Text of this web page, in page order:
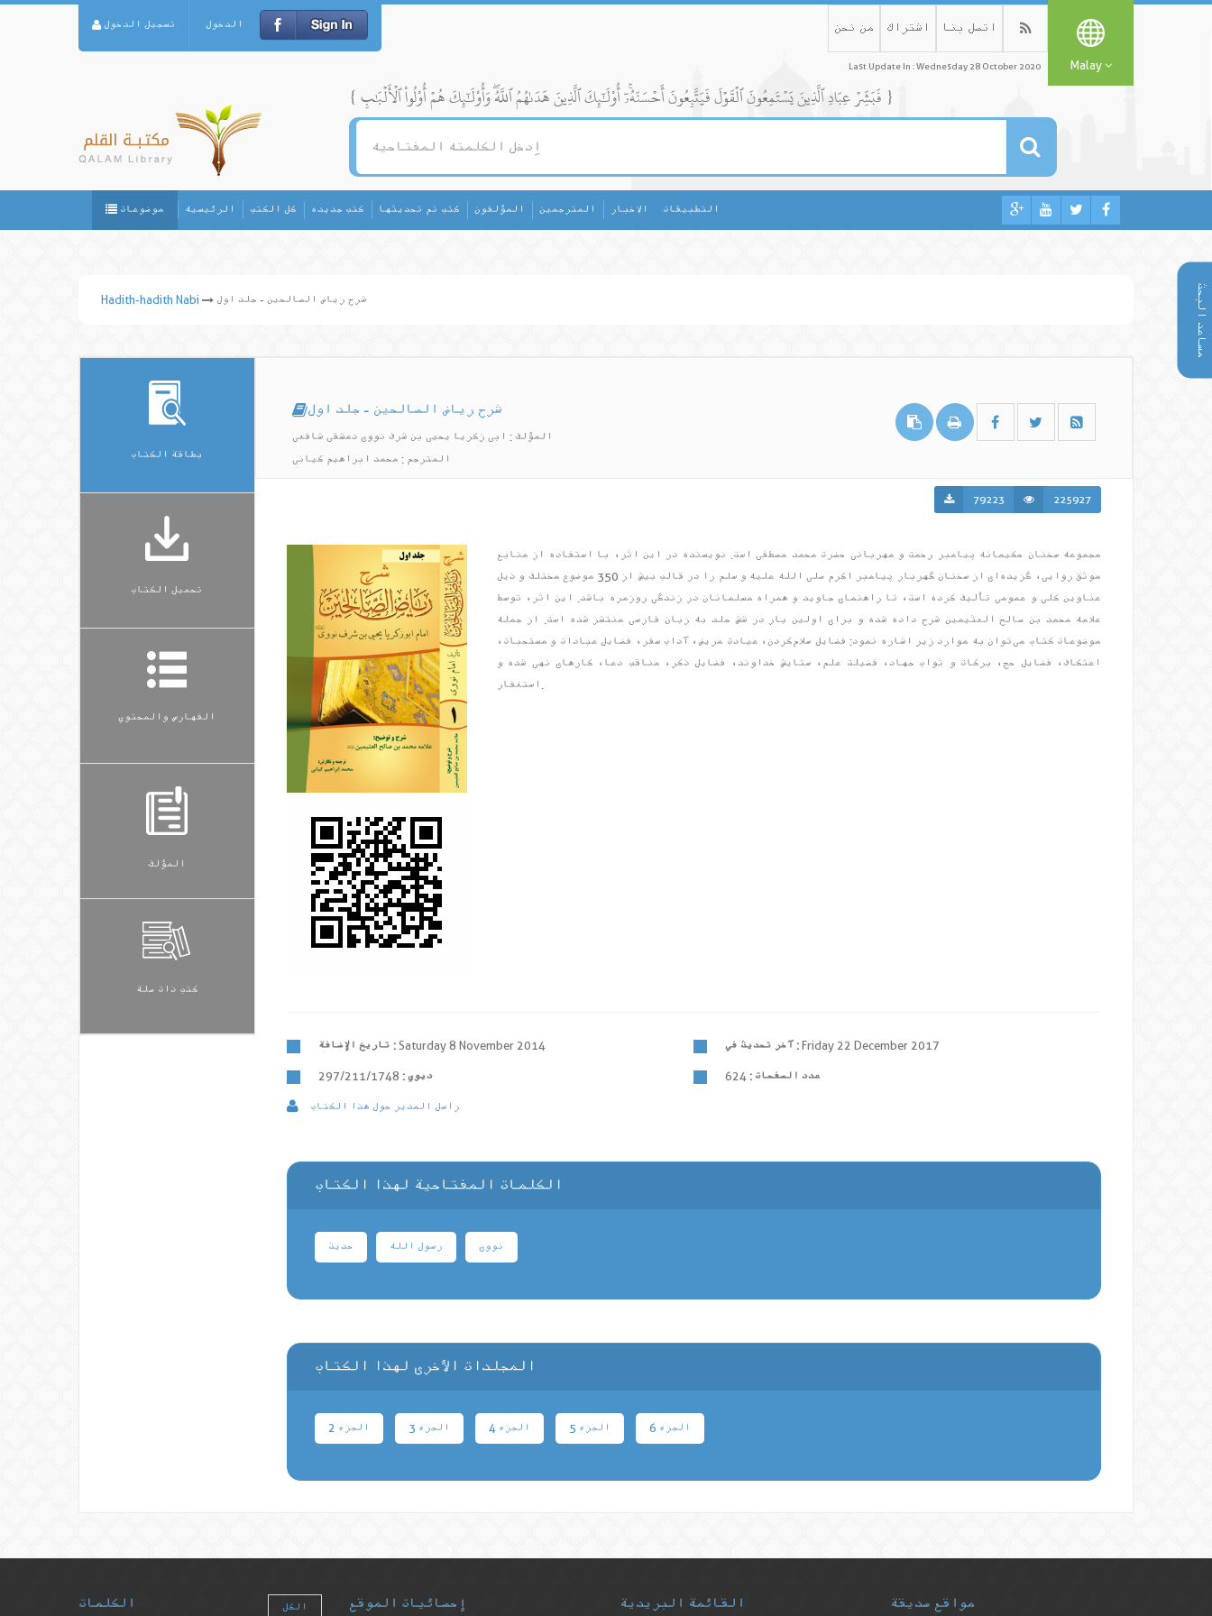
مساعد البحث
تسجيل الدخول الدخول من نحن اشتراك اتصل بنا
Last Update In : Wednesday 28 October 2020 Malay
{ فَبَشِّرۡ عِبَادِ ٱلَّذِينَ يَسۡتَمِعُونَ ٱلۡقَوۡلَ فَيَتَّبِعُونَ أَحۡسَنَهُۥٓۚ أُوْلَٰٓئِكَ ٱلَّذِينَ هَدَىٰهُمُ ٱللَّهُۖ وَأُوْلَٰٓئِكَ هُمۡ أُوْلُواْ ٱلۡأَلۡبَٰبِ }
موضوعات الرئيسيه كل الكتب كتب جديده كتب تم تحديثها المؤلفون المترجمين الاخبار التطبيقات
Hadith-hadith Nabi شرح ریاض الصالحین - جلد اول
بطاقة الكتاب
تحميل الكتاب
الفهارس والمحتوي
المؤلف
كتب ذات صلة
شرح ریاض الصالحین - جلد اول
المؤلف : ابی زکریا یحیی بن شرف نووی دمشقی شافعی
المترجم : محمد ابراهیم کیانی
79223 225927
مجموعه سخنان حکیمانه پیامبر رحمت و مهربانی حضرت محمد مصطفی است. نویسنده در این اثر، با استفاده از منابع
موثق روایی، گزیده‌ای از سخنان گهربار پیامبر اکرم صلی الله علیه و سلم را در قالب بیش از 350 موضوع مختلف و ذیل
عناوین کلی و عمومی تألیف کرده است، تا راهنمای جاوید و همراه مسلمانان در زندگی روزمره باشد. این اثر، توسط
علامه محمد بن صالح العثیمین شرح داده شده و برای اولین بار در شش جلد به زبان فارسی منتشر شده است. از جمله
موضوعات کتاب می‌توان به موارد زیر اشاره نمود: فضایل سلام‌کردن، عیادت مریض، آداب سفر، فضایل عبادات و مستحبات،
اعتکاف، فضایل حج، برکات و ثواب جهاد، فضیلت علم، ستایش خداوند، فضایل ذکر، مناقب دعا، کارهای نهی شده و
استغفار.
تاريخ الإضافة : Saturday 8 November 2014 آخر تحديث في : Friday 22 December 2017
ديوي : 297/211/1748 عدد الصفحات :624
راسل المدير حول هذا الكتاب
الكلمات المفتاحية لهذا الكتاب
حدیث رسول الله نووی
المجلدات الأخرى لهذا الكتاب
الجزء 2 الجزء 3 الجزء 4 الجزء 5 الجزء 6
الكلمات الكل إحصائيات الموقع القائمة البريدية مواقع صديقة